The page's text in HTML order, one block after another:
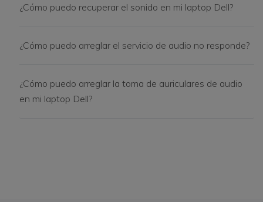
¿Cómo puedo recuperar el sonido en mi laptop Dell?
¿Cómo puedo arreglar el servicio de audio no responde?
¿Cómo puedo arreglar la toma de auriculares de audio
en mi laptop Dell?